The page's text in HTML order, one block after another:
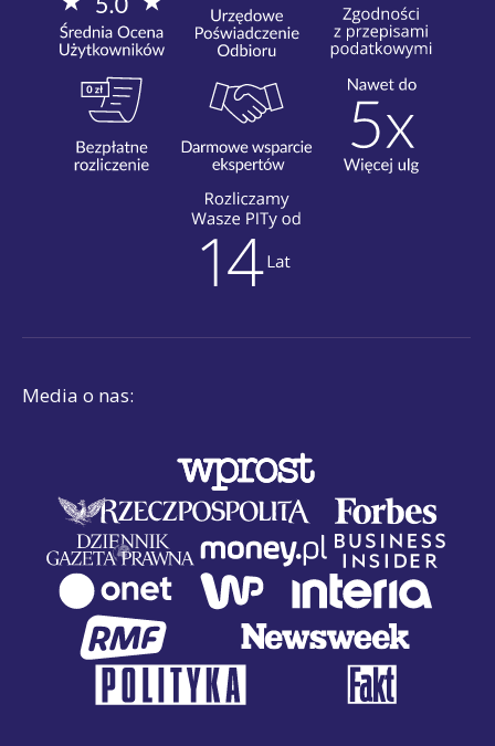
Media o nas: